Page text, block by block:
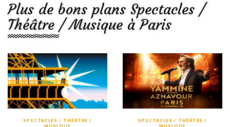
Plus de bons plans Spectacles /
Théâtre / Musique à Paris
SPECTACLES / THÉÂTRE /
SPECTACLES / THÉÂTRE /